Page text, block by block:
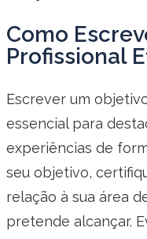
Como
Profissional
Escrever um
essencial para
experiências de
seu objetivo,
relação à sua área
pretende alcançar.